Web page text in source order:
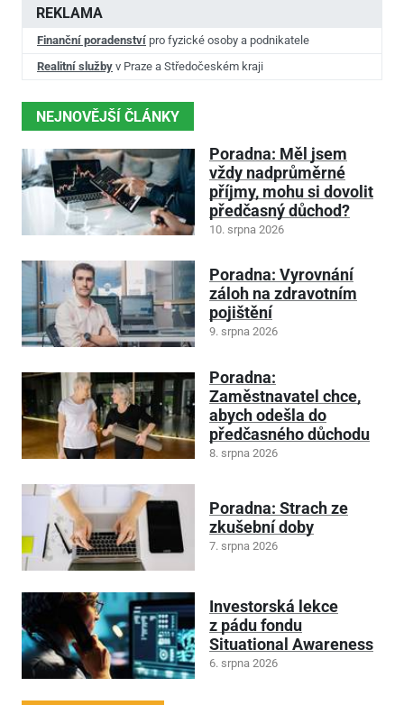
REKLAMA
Finanční poradenství pro fyzické osoby a podnikatele
Realitní služby v Praze a Středočeském kraji
NEJNOVĚJŠÍ ČLÁNKY
Poradna: Měl jsem
vždy nadprůměrné
příjmy, mohu si dovolit
předčasný důchod?
10. srpna 2026
Poradna: Vyrovnání
záloh na zdravotním
pojištění
9. srpna 2026
Poradna:
Zaměstnavatel chce,
abych odešla do
předčasného důchodu
8. srpna 2026
Poradna: Strach ze
zkušební doby
7. srpna 2026
Investorská lekce
z pádu fondu
Situational Awareness
6. srpna 2026